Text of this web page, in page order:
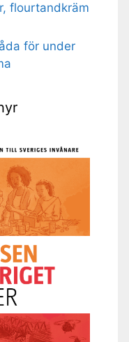
flourtandkräm
för under